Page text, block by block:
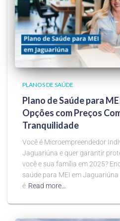
PLANOS DE SAÚDE
Plano de Saúde para
Opções com Preços
Tranquilidade
Você é Microempreendedor
Jaguariúna e quer garantir
você e sua família em 2025?
saúde para MEI em
é Read more…